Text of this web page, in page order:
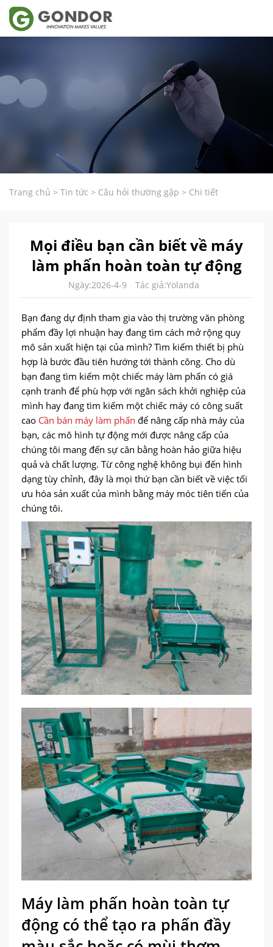
Trang chủ > Tin tức > Câu hỏi thường gặp > Chi tiết
Mọi điều bạn cần biết về máy
làm phấn hoàn toàn tự động
Ngày:2026-4-9 Tác giả:Yolanda
Bạn đang dự định tham gia vào thị trường văn phòng
phẩm đầy lợi nhuận hay đang tìm cách mở rộng quy
mô sản xuất hiện tại của mình? Tìm kiếm thiết bị phù
hợp là bước đầu tiên hướng tới thành công. Cho dù
bạn đang tìm kiếm một chiếc máy làm phấn có giá
cạnh tranh để phù hợp với ngân sách khởi nghiệp của
mình hay đang tìm kiếm một chiếc máy có công suất
cao Cần bán máy làm phấn để nâng cấp nhà máy của
bạn, các mô hình tự động mới được nâng cấp của
chúng tôi mang đến sự cân bằng hoàn hảo giữa hiệu
quả và chất lượng. Từ công nghệ không bụi đến hình
dạng tùy chỉnh, đây là mọi thứ bạn cần biết về việc tối
ưu hóa sản xuất của mình bằng máy móc tiên tiến của
chúng tôi.
Máy làm phấn hoàn toàn tự
động có thể tạo ra phấn đầy